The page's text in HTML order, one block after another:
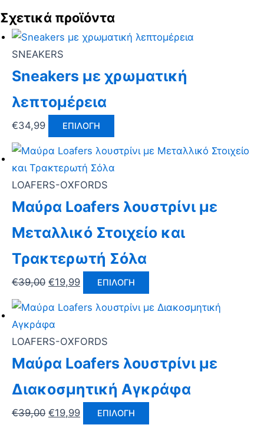
Σχετικά προϊόντα
SNEAKERS
Sneakers με χρωματική
λεπτομέρεια
€34,99 ΕΠΙΛΟΓΉ
LOAFERS-OXFORDS
Μαύρα Loafers λουστρίνι με
Μεταλλικό Στοιχείο και
Τρακτερωτή Σόλα
€39,00 €19,99 ΕΠΙΛΟΓΉ
LOAFERS-OXFORDS
Μαύρα Loafers λουστρίνι με
Διακοσμητική Αγκράφα
€39,00 €19,99 ΕΠΙΛΟΓΉ